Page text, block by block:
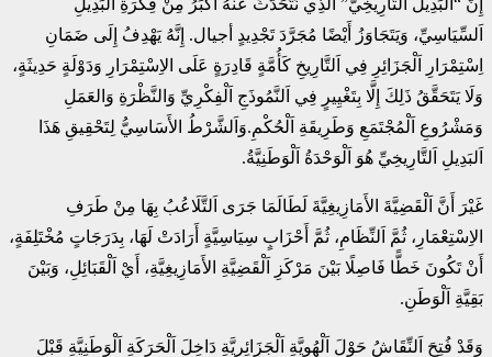
إِنَّ “اَلبَدِيلَ اَلتَّارِيخِيَّ” اَلَّذِي نَتَحَدَّثُ عَنْهُ أَكْبَرُ مِنْ فِكْرَةِ اَلبَدِيلِ
اَلسِّيَاسِيِّ، وَيَتَجَاوَزُ أَيْضًا مُجَرَّدَ تَجْدِيدٍ أجيال. إِنَّهُ يَهْدِفُ إِلَى ضَمَانِ
اِسْتِمْرَارِ اَلْجَزَائِرِ فِي اَلتَّارِيخِ كَأُمَّةٍ قَادِرَةٍ عَلَى الاِسْتِمْرَارِ وَدَوْلَةٍ حَدِيثَةٍ،
وَلَا يَتَحَقَّقُ ذَلِكَ إِلَّا بِتَغْيِيرٍ فِي اَلنَّمُوذَجِ اَلْفِكْرِيِّ وَالنَّظْرَةِ وَالعَمَلِ
وَمَشْرُوعِ اَلْمُجْتَمَعِ وَطَرِيقَةِ اَلْحُكْمِ.وَاَلشَّرْطُ الأَسَاسِيُّ لِتَحْقِيقِ هَذَا
اَلبَدِيلِ اَلتَّارِيخِيِّ هُوَ اَلْوَحْدَةُ اَلْوَطَنِيَّةُ.
غَيْرَ أَنَّ اَلْقَضِيَّةَ الأَمَازِيغِيَّةَ لَطَالَمَا جَرَى اَلتَّلَاعُبُ بِهَا مِنْ طَرَفِ
الاِسْتِعْمَارِ، ثُمَّ اَلنِّظَامِ، ثُمَّ أَحْزَابٍ سِيَاسِيَّةٍ أَرَادَتْ لَهَا، بِدَرَجَاتٍ مُخْتَلِفَةٍ،
أَنْ تَكُونَ خَطًّا فَاصِلًا بَيْنَ مَرْكَزِ اَلْقَضِيَّةِ الأَمَازِيغِيَّةِ، أَيْ اَلْقَبَائِلِ، وَبَيْنَ
بَقِيَّةِ اَلْوَطَنِ.
وَقَدْ فُتِحَ اَلنِّقَاشُ حَوْلَ اَلْهُوِيَّةِ اَلْجَزَائِرِيَّةِ دَاخِلَ اَلْحَرَكَةِ اَلْوَطَنِيَّةِ قَبْلَ